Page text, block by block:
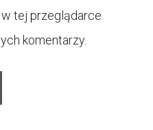
tej przeglądarce
komentarzy.